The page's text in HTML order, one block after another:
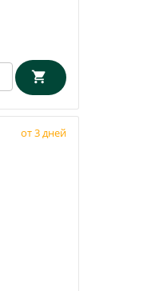
от 3 дней